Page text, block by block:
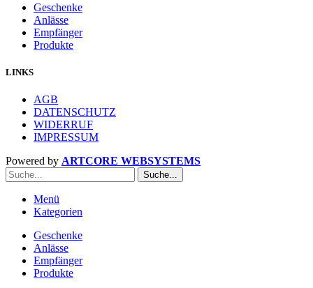
Geschenke
Anlässe
Empfänger
Produkte
LINKS
AGB
DATENSCHUTZ
WIDERRUF
IMPRESSUM
Powered by ARTCORE WEBSYSTEMS
Suche...
Menü
Kategorien
Geschenke
Anlässe
Empfänger
Produkte